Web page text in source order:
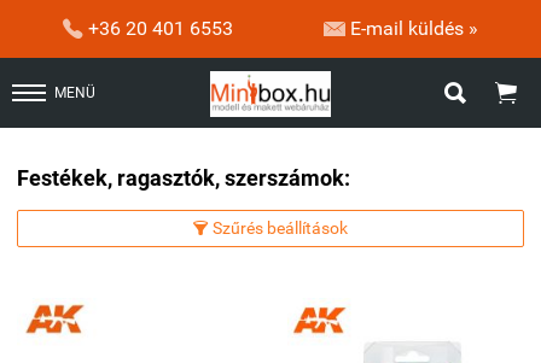
 +36 20 401 6553  E-mail küldés »
MENÜ  
Festékek, ragasztók, szerszámok:
 Szűrés beállítások